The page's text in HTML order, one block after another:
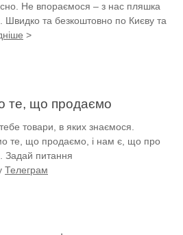
Не впораємося – з нас пляшка
Швидко та безкоштовно по Києву та
>
те, що продаємо
товари, в яких знаємося.
те, що продаємо, і нам є, що про
Задай питання
Телеграм